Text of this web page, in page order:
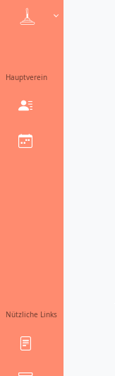
Hauptverein
Nützliche Links